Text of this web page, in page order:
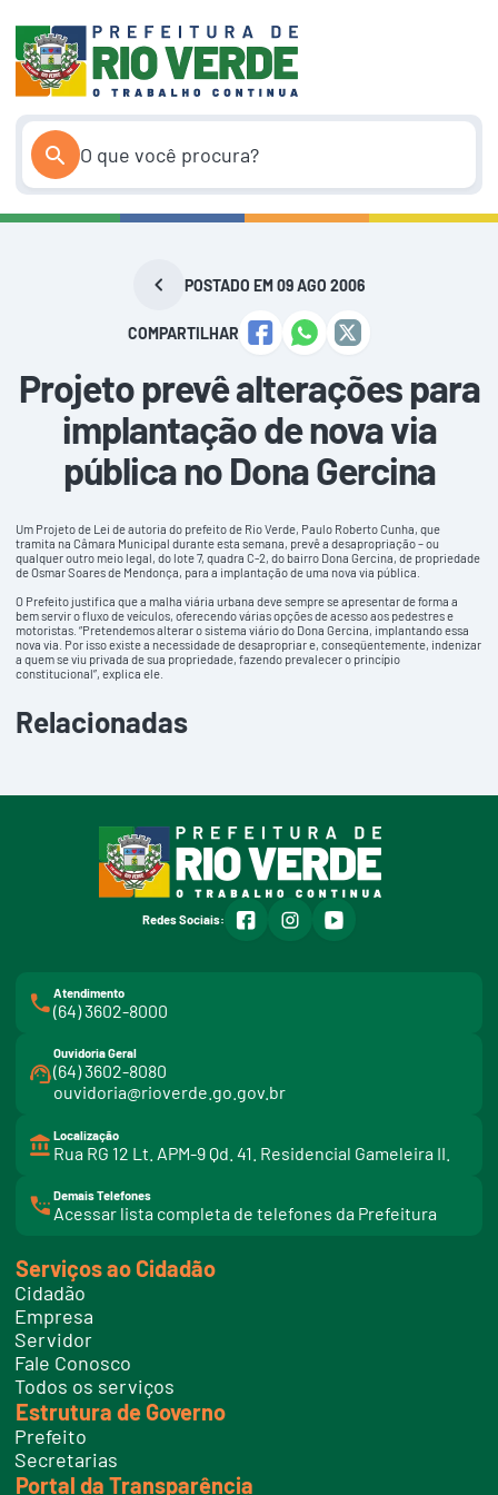
conteúdo
POSTADO EM 09 AGO 2006
COMPARTILHAR
Projeto prevê alterações para
implantação de nova via
pública no Dona Gercina
Um Projeto de Lei de autoria do prefeito de Rio Verde, Paulo Roberto Cunha, que
tramita na Câmara Municipal durante esta semana, prevê a desapropriação – ou
qualquer outro meio legal, do lote 7, quadra C-2, do bairro Dona Gercina, de propriedade
de Osmar Soares de Mendonça, para a implantação de uma nova via pública.
O Prefeito justifica que a malha viária urbana deve sempre se apresentar de forma a
bem servir o fluxo de veículos, oferecendo várias opções de acesso aos pedestres e
motoristas. “Pretendemos alterar o sistema viário do Dona Gercina, implantando essa
nova via. Por isso existe a necessidade de desapropriar e, conseqüentemente, indenizar
a quem se viu privada de sua propriedade, fazendo prevalecer o princípio
constitucional”, explica ele.
Relacionadas
Redes Sociais: facebookinstagramyoutube
Atendimento
(64) 3602-8000
Ouvidoria Geral
(64) 3602-8080
ouvidoria@rioverde.go.gov.br
Localização
Rua RG 12 Lt. APM-9 Qd. 41. Residencial Gameleira II.
Demais Telefones
Acessar lista completa de telefones da Prefeitura
i
t
e
l
f
o
e
s
Serviços ao Cidadão
Cidadão
Empresa
Servidor
Fale Conosco
Todos os serviços
Estrutura de Governo
Prefeito
Secretarias
Portal da Transparência